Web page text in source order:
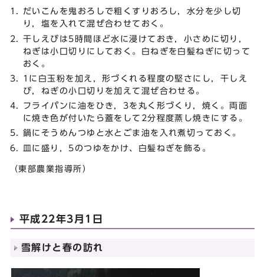
だいこんを鬼おろしで粗くすりおろし，水分を少し切
り，塩を入れて混ぜ合わせておく。
干しえびは5時間ほど水に浸けておき，小さめに切り，
ねぎは小口切りにしておく。白ねぎを白髪ねぎに切って
おく。
1に白玉粉を加え，形づくれる程度の堅さにし，干しえ
び，ねぎの小口切りを加えて混ぜ合わせる。
フライパンに油をひき，3を丸く形づくり，焼く。両面
に焼き色が付いたら蓋をして2分程度蒸し焼きにする。
鍋にそうめんつゆと水とごま油を入れ煮切っておく。
皿に盛り，5のつゆをかけ、白髪ねぎを飾る。
（東部農業指導所）
平成22年3月1日
雪解けと春の訪れ